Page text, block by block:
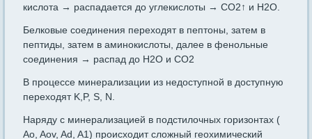
кислота → распадается до углекислоты → CO2↑ и H2O.
Белковые соединения переходят в пептоны, затем в
пептиды, затем в аминокислоты, далее в фенольные
соединения → распад до H2O и CO2
В процессе минерализации из недоступной в доступную
переходят K,P, S, N.
Наряду с минерализацией в подстилочных горизонтах (
Ao, Aov, Ad, A1) происходит сложный геохимический